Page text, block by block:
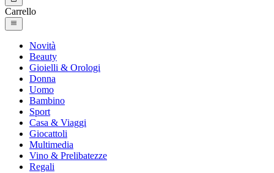
Carrello
Novità
Beauty
Gioielli & Orologi
Donna
Uomo
Bambino
Sport
Casa & Viaggi
Giocattoli
Multimedia
Vino & Prelibatezze
Regali